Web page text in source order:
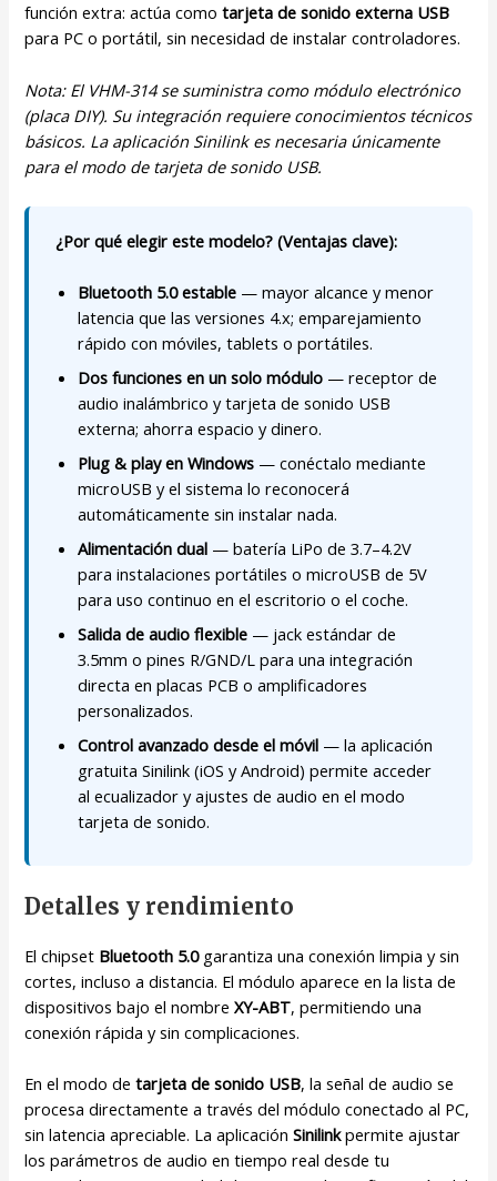
función extra: actúa comotarjeta de sonido externa USB
para PC o portátil, sin necesidad de instalar controladores.
Nota: El VHM-314 se suministra como módulo electrónico
(placa DIY). Su integración requiere conocimientos técnicos
básicos. La aplicación Sinilink es necesaria únicamente
para el modo de tarjeta de sonido USB.
¿Por qué elegir este modelo? (Ventajas clave):
Bluetooth 5.0 estable — mayor alcance y menor
latencia que las versiones 4.x; emparejamiento
rápido con móviles, tablets o portátiles.
Dos funciones en un solo módulo — receptor de
audio inalámbrico y tarjeta de sonido USB
externa; ahorra espacio y dinero.
Plug & play en Windows — conéctalo mediante
microUSB y el sistema lo reconocerá
automáticamente sin instalar nada.
Alimentación dual — batería LiPo de 3.7–4.2V
para instalaciones portátiles o microUSB de 5V
para uso continuo en el escritorio o el coche.
Salida de audio flexible — jack estándar de
3.5mm o pines R/GND/L para una integración
directa en placas PCB o amplificadores
personalizados.
Control avanzado desde el móvil — la aplicación
gratuita Sinilink (iOS y Android) permite acceder
al ecualizador y ajustes de audio en el modo
tarjeta de sonido.
Detalles y rendimiento
El chipset Bluetooth 5.0garantiza una conexión limpia y sin
cortes, incluso a distancia. El módulo aparece en la lista de
dispositivos bajo el nombreXY-ABT, permitiendo una
conexión rápida y sin complicaciones.
En el modo detarjeta de sonido USB, la señal de audio se
procesa directamente a través del módulo conectado al PC,
sin latencia apreciable. La aplicaciónSinilinkpermite ajustar
los parámetros de audio en tiempo real desde tu